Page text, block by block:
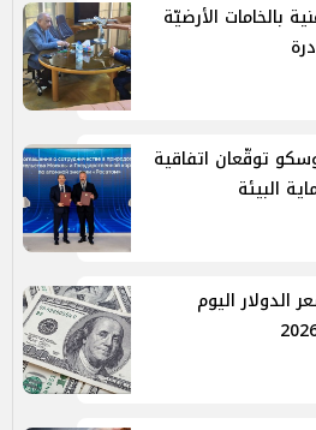
بالخامات الأرضيّة
توقّعان اتفاقية
البيئة
الدولار اليوم